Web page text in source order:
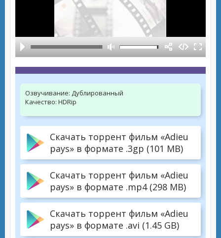
Озвучивание: Дублированный
Качество: HDRip
Скачать торрент фильм «Adieu
pays» в формате .3gp (101 MB)
Скачать торрент фильм «Adieu
pays» в формате .mp4 (298 MB)
Скачать торрент фильм «Adieu
pays» в формате .avi (1.45 GB)